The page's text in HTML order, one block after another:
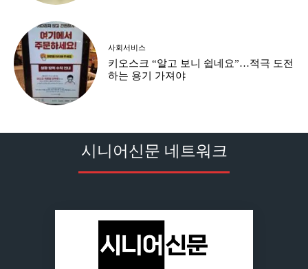
사회서비스
키오스크 “알고 보니 쉽네요”…적극 도전
하는 용기 가져야
시니어신문 네트워크